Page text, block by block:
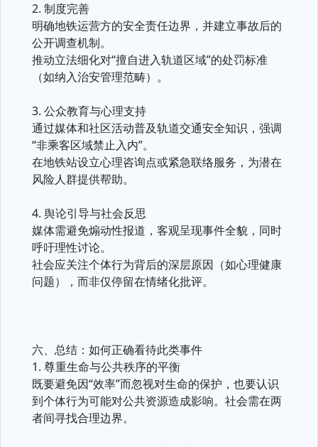
2. 制度完善
明确地铁运营方的安全责任边界，并建立事故后的
公开调查机制。
推动立法细化对“擅自进入轨道区域”的处罚标准
（如纳入治安管理范畴）。
3. 公众教育与心理支持
通过媒体和社区活动普及轨道交通安全知识，强调
“非乘客区域禁止入内”。
在地铁站设立心理咨询点或紧急联络服务，为潜在
风险人群提供帮助。
4. 舆论引导与社会反思
媒体需避免煽动性报道，客观呈现事件全貌，同时
呼吁理性讨论。
社会应关注个体行为背后的深层原因（如心理健康
问题），而非仅停留在情绪化批评。
六、总结：如何正确看待此类事件
1. 尊重生命与公共秩序的平衡
既要避免因“效率”而忽视对生命的保护，也要认识
到个体行为可能对公共资源造成影响。社会需在两
者间寻找合理边界。